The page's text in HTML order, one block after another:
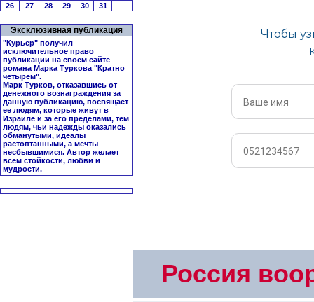
26
27 28 29 30 31
Эксклюзивная публикация
"Курьер" получил
исключительное право
публикации на своем сайте
романа Марка Туркова "Кратно
четырем".
Марк Турков, отказавшись от
денежного вознаграждения за
данную публикацию, посвящает
ее людям, которые живут в
Израиле и за его пределами, тем
людям, чьи надежды оказались
обманутыми, идеалы
растоптанными, а мечты
несбывшимися. Автор желает
всем стойкости, любви и
мудрости.
Россия